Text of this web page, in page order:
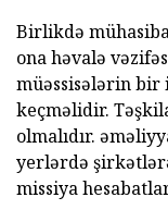
Birlikdə
ona həvalə
müəssisələrin bir
keçməlidir.
olmalıdır.
yerlərdə
missiya